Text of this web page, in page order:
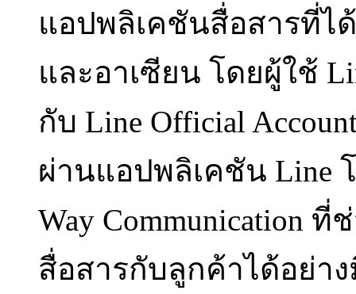
แอปพลิเคชันสื่อสารที่ไ
และอาเซียน โดยผู้ใช้
กับ Line Official
ผ่านแอปพลิเคชัน Line
Way Communication
สื่อสารกับลูกค้าได้อย่า